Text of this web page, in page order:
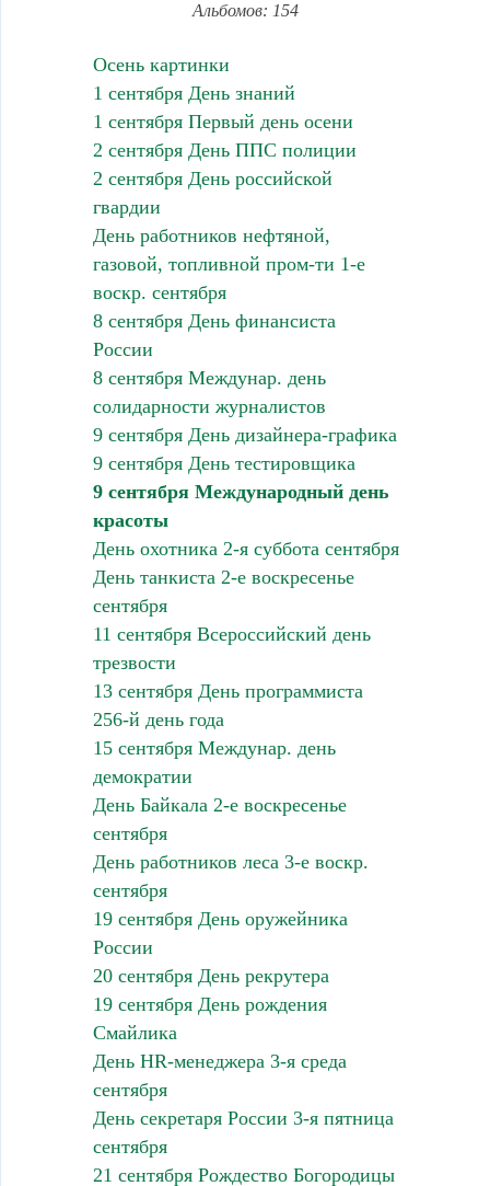
Альбомов: 154
Осень картинки
1 сентября День знаний
1 сентября Первый день осени
2 сентября День ППС полиции
2 сентября День российской
гвардии
День работников нефтяной,
газовой, топливной пром-ти 1-е
воскр. сентября
8 сентября День финансиста
России
8 сентября Междунар. день
солидарности журналистов
9 сентября День дизайнера-графика
9 сентября День тестировщика
9 сентября Международный день
красоты
День охотника 2-я суббота сентября
День танкиста 2-е воскресенье
сентября
11 сентября Всероссийский день
трезвости
13 сентября День программиста
256-й день года
15 сентября Междунар. день
демократии
День Байкала 2-е воскресенье
сентября
День работников леса 3-е воскр.
сентября
19 сентября День оружейника
России
20 сентября День рекрутера
19 сентября День рождения
Смайлика
День HR-менеджера 3-я среда
сентября
День секретаря России 3-я пятница
сентября
21 сентября Рождество Богородицы